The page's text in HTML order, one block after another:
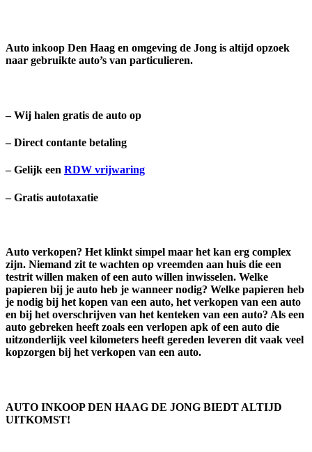
Auto inkoop Den Haag en omgeving de Jong is altijd opzoek
naar gebruikte auto’s van particulieren.
– Wij halen gratis de auto op
– Direct contante betaling
– Gelijk een RDW vrijwaring
– Gratis autotaxatie
Auto verkopen? Het klinkt simpel maar het kan erg complex
zijn. Niemand zit te wachten op vreemden aan huis die een
testrit willen maken of een auto willen inwisselen. Welke
papieren bij je auto heb je wanneer nodig? Welke papieren heb
je nodig bij het kopen van een auto, het verkopen van een auto
en bij het overschrijven van het kenteken van een auto? Als een
auto gebreken heeft zoals een verlopen apk of een auto die
uitzonderlijk veel kilometers heeft gereden leveren dit vaak veel
kopzorgen bij het verkopen van een auto.
AUTO INKOOP DEN HAAG DE JONG BIEDT ALTIJD
UITKOMST!